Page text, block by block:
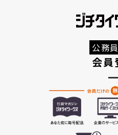
公務
会員